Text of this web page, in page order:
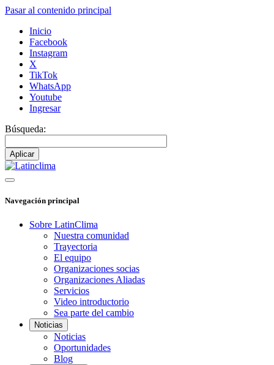
Pasar al contenido principal
Inicio
Facebook
Instagram
X
TikTok
WhatsApp
Youtube
Ingresar
Búsqueda:
Navegación principal
Sobre LatinClima
Nuestra comunidad
Trayectoria
El equipo
Organizaciones socias
Organizaciones Aliadas
Servicios
Video introductorio
Sea parte del cambio
Noticias
Noticias
Oportunidades
Blog